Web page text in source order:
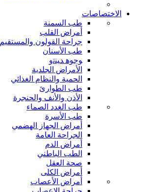
الاختصاصات
طب السمنة
أمراض القلب
جراحة القولون والمستقيم
طب الأسنان
ﻮﺟﻮﻫ ﺪﻴﻨﺗﻭ
الأمراض الجلدية
الحمية والنظام الغذائي
طب الطوارئ
الأذن والأنف والحنجرة
طب الغدد الصماء
طب الأسرة
أمراض الجهاز الهضمي
الجراحة العامة
أمراض الدم
الطب الباطني
صحة العقل
أمراض الكلى
أمراض الأعصاب